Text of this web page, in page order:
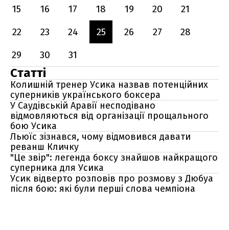
15
16 17 18 19 20
21
22
23 24 25 26 27
28
29
30 31
Статті
Колишній тренер Усика назвав потенційних
суперників українського боксера
У Саудівській Аравії несподівано
відмовляються від організації прощального
бою Усика
Льюїс зізнався, чому відмовився давати
реванш Кличку
"Це звір": легенда боксу знайшов найкращого
суперника для Усика
Усик відверто розповів про розмову з Дюбуа
після бою: які були перші слова чемпіона